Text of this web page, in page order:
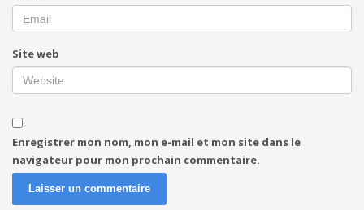
Site web
Enregistrer mon nom, mon e-mail et mon site dans le
navigateur pour mon prochain commentaire.